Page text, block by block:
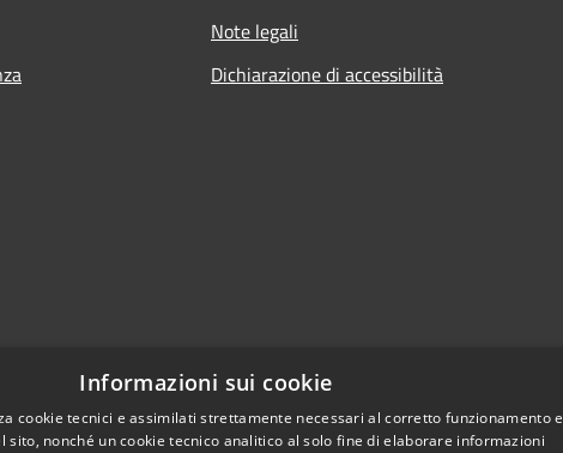
Note legali
Dichiarazione di accessibilità
Informazioni sui cookie
cookie tecnici e assimilati strettamente necessari al corretto funzionamento e
sito, nonché un cookie tecnico analitico al solo fine di elaborare informazioni